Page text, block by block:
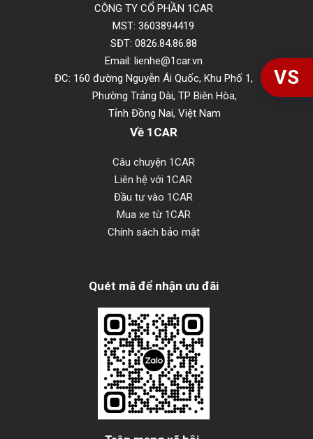
CÔNG TY CỔ PHẦN 1CAR
MST: 3603894419
SĐT: 0826.84.86.88
Email: lienhe@1car.vn
ĐC: 160 đường Nguyễn Ái Quốc, Khu Phố 1,
Phường Trảng Dài, TP Biên Hòa,
Tỉnh Đồng Nai, Việt Nam
Về 1CAR
Câu chuyện 1CAR
Liên hệ với 1CAR
Đầu tư vào 1CAR
Mua xe từ 1CAR
Chính sách bảo mật
Quét mã để nhận ưu đãi
VS